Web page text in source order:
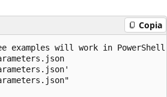
Copia
examples will work in PowerShell